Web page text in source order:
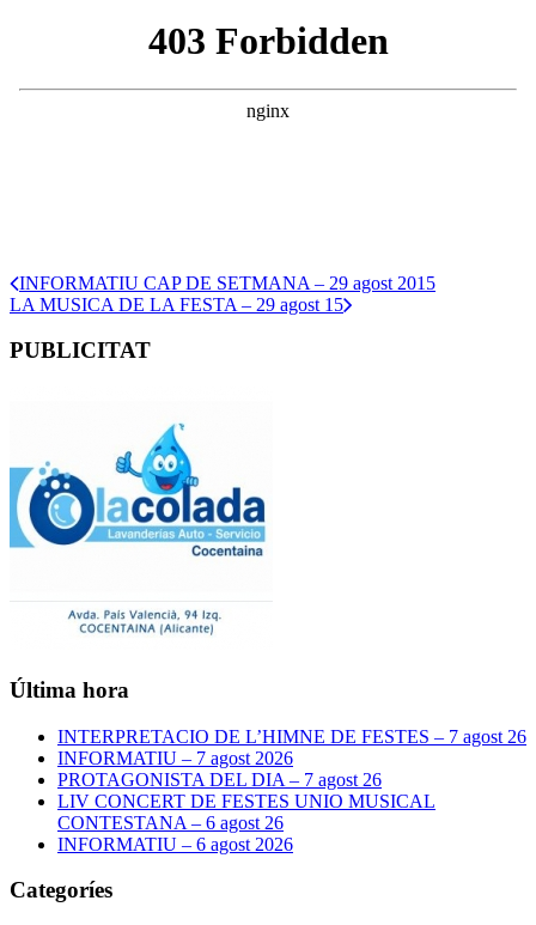
INFORMATIU CAP DE SETMANA – 29 agost 2015
LA MUSICA DE LA FESTA – 29 agost 15
PUBLICITAT
Última hora
INTERPRETACIO DE L’HIMNE DE FESTES – 7 agost 26
INFORMATIU – 7 agost 2026
PROTAGONISTA DEL DIA – 7 agost 26
LIV CONCERT DE FESTES UNIO MUSICAL
CONTESTANA – 6 agost 26
INFORMATIU – 6 agost 2026
Categoríes